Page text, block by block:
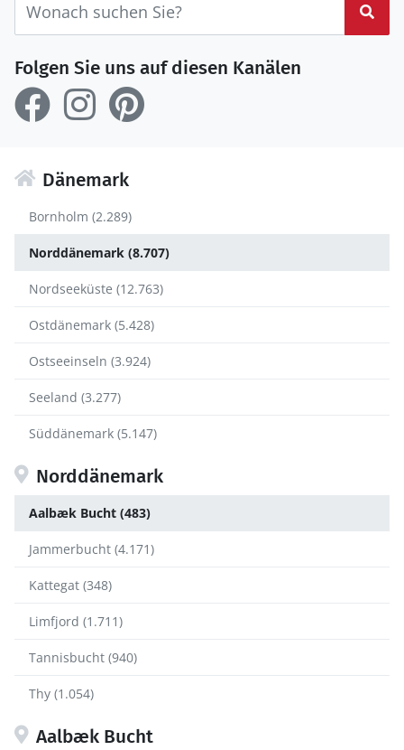
Folgen Sie uns auf diesen Kanälen
Dänemark
Bornholm (2.289)
Norddänemark (8.707)
Nordseeküste (12.763)
Ostdänemark (5.428)
Ostseeinseln (3.924)
Seeland (3.277)
Süddänemark (5.147)
Norddänemark
Aalbæk Bucht (483)
Jammerbucht (4.171)
Kattegat (348)
Limfjord (1.711)
Tannisbucht (940)
Thy (1.054)
Aalbæk Bucht